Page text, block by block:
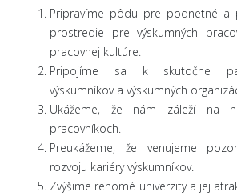
Pripravíme pôdu pre podnetné a
prostredie pre výskumných
pracovnej kultúre.
Pripojíme sa k skutočne
výskumníkov a výskumných
Ukážeme, že nám záleží na
pracovníkoch.
Preukážeme, že venujeme
rozvoju kariéry výskumníkov.
Zvýšime renomé univerzity a jej